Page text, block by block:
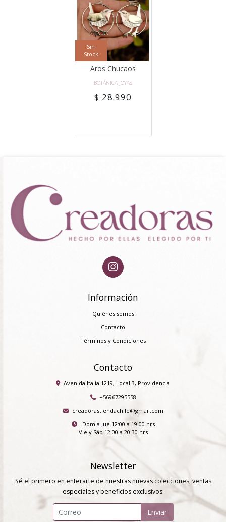
Sin
Stock
Aros Chucaos
BOTÁNICA JOYAS
$ 28.990
Información
Quiénes somos
Contacto
Términos y Condiciones
Contacto
Avenida Italia 1219, Local 3, Providencia
+56967295558
creadorastiendachile@gmail.com
Dom a Jue 12:00 a 19:00 hrs
Vie y Sáb 12:00 a 20:30 hrs
Newsletter
Sé el primero en enterarte de nuestras nuevas colecciones, ventas
especiales y beneficios exclusivos.
Enviar